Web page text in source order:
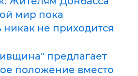
мир пока
никак не приходится
предлагает
положение вместо